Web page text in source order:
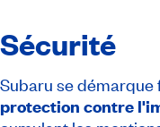
Sécurité
Subaru se
protection contre